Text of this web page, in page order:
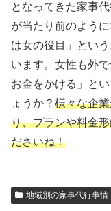
となってきた家事
が当たり前のよう
は女の役目」とい
います。女性も外
お金をかける」と
ょうか？ 様々な企
り、プランや料金
ださいね！
地域別の家事代行事情